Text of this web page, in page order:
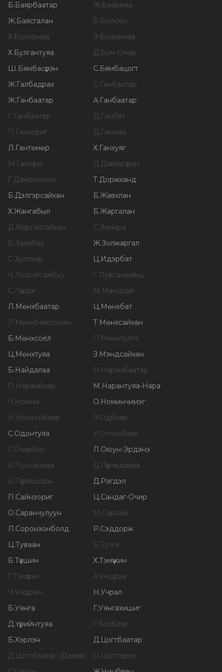
Б.Баярбаатар Ж.Баярмаа
Ж.Баясгалан Б.Бейсен
Х.Болормаа Э.Болормаа
Х.Булгантуяа Д.Бум-Очир
Ш.Бямбасүрэн С.Бямбацогт
Ж.Галбадрах С.Ганбаатар
Ж.Ганбаатар А.Ганбаатар
Г.Ганбаатар Д.Ганбат
П.Ганзориг Д.Ганмаа
Л.Гантөмөр Х.Ганхуяг
М.Ганхүлэг Ц.Даваасүрэн
Г.Дамдинням Т.Доржханд
Б.Дэлгэрсайхан Б.Жавхлан
Х.Жангабыл Б.Жаргалан
Д.Жаргалсайхан С.Замира
Б.Заяабал Ж.Золжаргал
С.Зулпхар Ц.Идэрбат
Ч.Лодойсамбуу Г.Лувсанжамц
С.Лүндэг М.Мандхай
Л.Мөнхбаатар Ц.Мөнхбат
Л.Мөнхбаясгалан Т.Мөнхсайхан
Б.Мөнхсоёл П.Мөнхтулга
Ц.Мөнхтуяа З.Мэндсайхан
Б.Найдалаа Н.Наранбаатар
П.Наранбаяр М.Нарантуяа-Нара
Ч.Номин О.Номинчимэг
Н.Номтойбаяр Э.Одбаяр
С.Одонтуяа У.Отгонбаяр
Г.Очирбат Л.Оюун-Эрдэнэ
Б.Пунсалмаа Д.Пүрэвдаваа
Б.Пүрэвдорж Д.Рэгдэл
П.Сайнзориг Ц.Сандаг-Очир
О.Саранчулуун М.Сарнай
Л.Соронзонболд Р.Сэддорж
Ц.Туваан Б.Тулга
Б.Түвшин Х.Тэмүүжин
Г.Тэмүүлэн А.Ундраа
Ч.Ундрам Н.Учрал
Б.Уянга Г.Уянгахишиг
Д.Үүрийнтуяа Г.Хосбаяр
Б.Хэрлэн Д.Цогтбаатар
Д.Цогтбаатар (Даваа) О.Цогтгэрэл